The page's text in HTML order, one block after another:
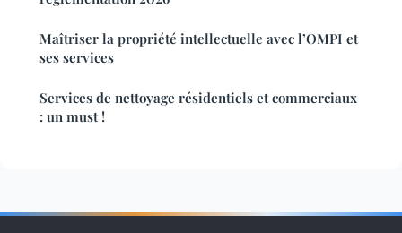
Maîtriser la propriété intellectuelle avec l’OMPI et
ses services
Services de nettoyage résidentiels et commerciaux
: un must !